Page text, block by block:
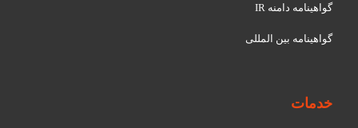
گواهينامه دامنه IR
گواهينامه بین المللی
خدمات